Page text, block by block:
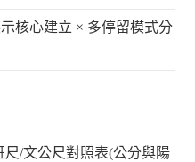
核心建立 × 多停留模式分
/文公尺對照表(公分與陽